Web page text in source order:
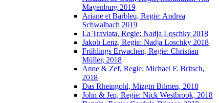
Mayenburg 2019
Ariane et Barbleu, Regie: Andrea
Schwalbach 2019
La Traviata, Regie: Nadja Loschky 2018
Jakob Lenz, Regie: Nadja Loschky 2018
Frühlings Erwachen, Regie: Christian
Müller, 2018
Anne & Zef, Regie: Michael F. Britsch,
2018
Das Rheingold, Mizgin Bilmen, 2018
John & Jen, Regie: Nick Westbrook, 2018